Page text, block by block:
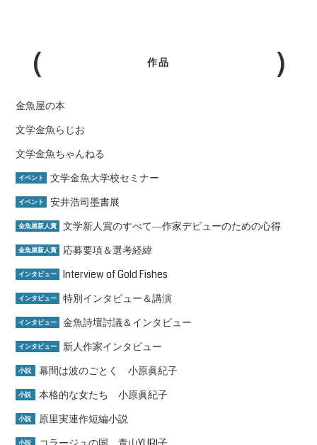
作品
金魚屋の本
文学金魚らじお
文学金魚ちゃんねる
イベント 文学金魚大学校セミナー
イベント 安井浩司墨書展
金魚屋新人賞 文学新人賞のすべて―作家デビューのための心得
金魚屋新人賞 応募要項＆選考経緯
インタビュー Interview of Gold Fishes
インタビュー 特別インタビュー＆講演
インタビュー 金魚詩壇討議＆インタビュー
インタビュー 新人作家インタビュー
小説 幕間は波のごとく 小原眞紀子
小説 本格的な女たち 小原眞紀子
小説 原里実連作短編小説
小説